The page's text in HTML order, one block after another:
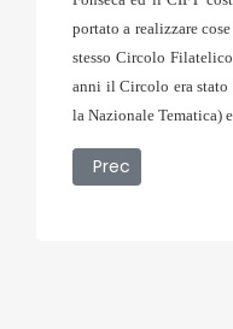
portato a realizzare
stesso Circolo
anni il Circolo era stato
la Nazionale Tematica)
Articolo
Prec